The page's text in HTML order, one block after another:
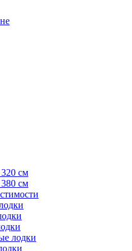
см
см
лодки